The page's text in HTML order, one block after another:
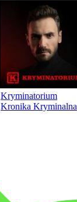
Kryminatorium
Kronika Kryminalna